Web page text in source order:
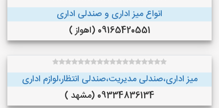
انواع میز اداری و صندلی اداری
09165420551 (اهواز )
میز اداری،صندلی مدیریت،صندلی انتظار،لوازم اداری
09334836134 (مشهد )